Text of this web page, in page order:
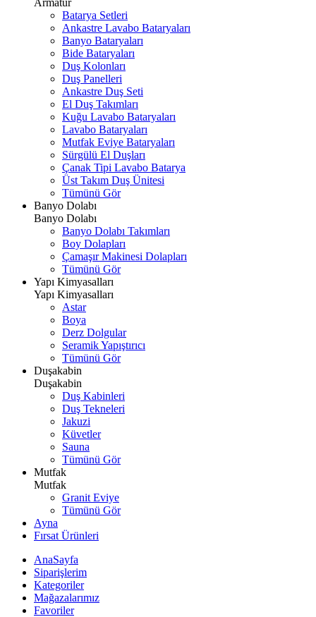
Armatür
Batarya Setleri
Ankastre Lavabo Bataryaları
Banyo Bataryaları
Bide Bataryaları
Duş Kolonları
Duş Panelleri
Ankastre Duş Seti
El Duş Takımları
Kuğu Lavabo Bataryaları
Lavabo Bataryaları
Mutfak Eviye Bataryaları
Sürgülü El Duşları
Çanak Tipi Lavabo Batarya
Üst Takım Duş Ünitesi
Tümünü Gör
Banyo Dolabı
Banyo Dolabı
Banyo Dolabı Takımları
Boy Dolapları
Çamaşır Makinesi Dolapları
Tümünü Gör
Yapı Kimyasalları
Yapı Kimyasalları
Astar
Boya
Derz Dolgular
Seramik Yapıştırıcı
Tümünü Gör
Duşakabin
Duşakabin
Duş Kabinleri
Duş Tekneleri
Jakuzi
Küvetler
Sauna
Tümünü Gör
Mutfak
Mutfak
Granit Eviye
Tümünü Gör
Ayna
Fırsat Ürünleri
AnaSayfa
Siparişlerim
Kategoriler
Mağazalarımız
Favoriler